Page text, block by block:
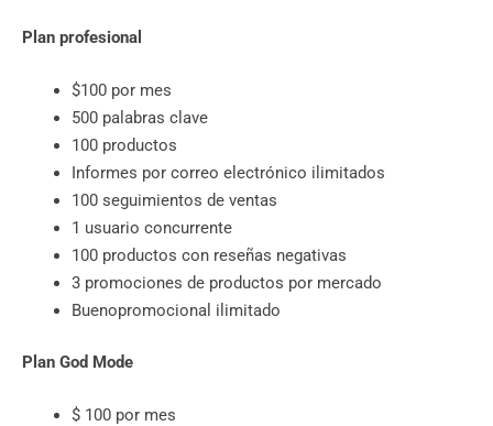
Plan profesional
$100 por mes
500 palabras clave
100 productos
Informes por correo electrónico ilimitados
100 seguimientos de ventas
1 usuario concurrente
100 productos con reseñas negativas
3 promociones de productos por mercado
Buenopromocional ilimitado
Plan God Mode
$ 100 por mes